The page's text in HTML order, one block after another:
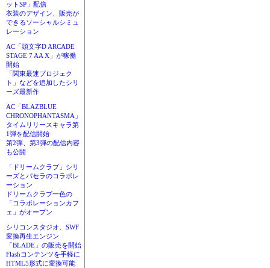
ットSP」配信
衣装のデザイン、販売が
できるソーシャルシミュ
レーション
AC「頭文字D ARCADE
STAGE 7 AA X」が稼働
開始
「関東最速プロジェク
ト」などを追加したシリ
ーズ最新作
AC「BLAZBLUE
CHRONOPHANTASMA」
タイムリリースキャラ第
1弾を配信開始
第2弾、第3弾の配信内容
も公開
「ドリームクラブ」シリ
ーズとパセラのコラボレ
ーション
ドリームクラブ一色の
「コラボレーションカフ
ェ」がオープン
シリコンスタジオ、SWF
変換再生エンジン
「BLADE」の販売を開始
Flashコンテンツを手軽に
HTML5形式に変換可能